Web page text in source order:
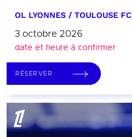
OL LYONNES / TOULOUSE FC
3 octobre 2026
date et heure à confirmer
RÉSERVER